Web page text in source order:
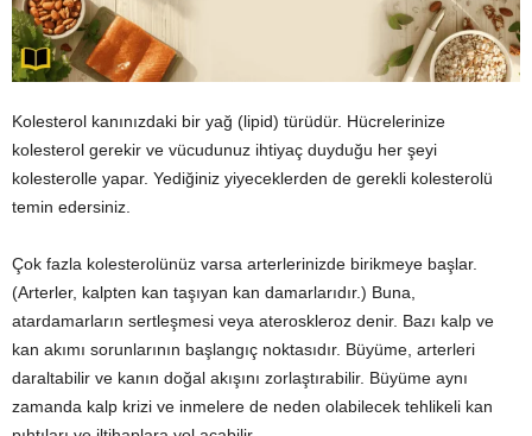
Kolesterol kanınızdaki bir yağ (lipid) türüdür. Hücrelerinize
kolesterol gerekir ve vücudunuz ihtiyaç duyduğu her şeyi
kolesterolle yapar. Yediğiniz yiyeceklerden de gerekli kolesterolü
temin edersiniz.
Çok fazla kolesterolünüz varsa arterlerinizde birikmeye başlar.
(Arterler, kalpten kan taşıyan kan damarlarıdır.) Buna,
atardamarların sertleşmesi veya ateroskleroz denir. Bazı kalp ve
kan akımı sorunlarının başlangıç noktasıdır. Büyüme, arterleri
daraltabilir ve kanın doğal akışını zorlaştırabilir. Büyüme aynı
zamanda kalp krizi ve inmelere de neden olabilecek tehlikeli kan